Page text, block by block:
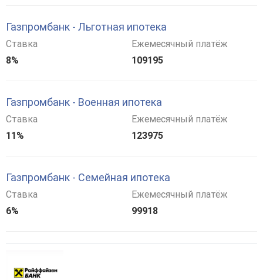
Газпромбанк - Льготная ипотека
Ставка
8%
Ежемесячный платёж
109195
Газпромбанк - Военная ипотека
Ставка
11%
Ежемесячный платёж
123975
Газпромбанк - Семейная ипотека
Ставка
6%
Ежемесячный платёж
99918